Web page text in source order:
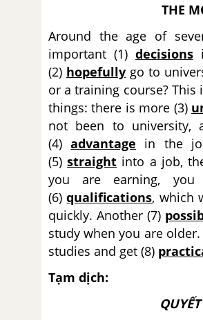
THE
Around the age of
important (1) decisions
(2) hopefullygo to
or a training course?
things: there is more (3)
not been to university,
(4)advantage in the
(5)straight into a job,
you are earning,
(6)qualifications, which
quickly. Another (7)
study when you are
studies and get (8)
Tạm dịch: